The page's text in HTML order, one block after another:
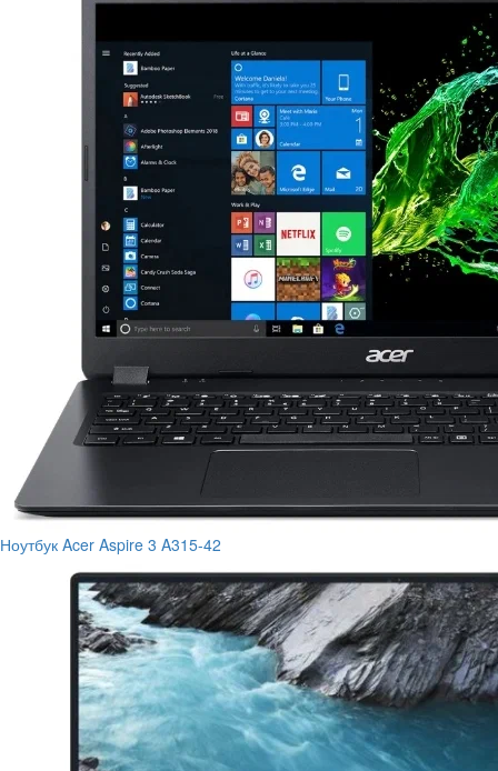
Ноутбук Acer Aspire 3 A315-42